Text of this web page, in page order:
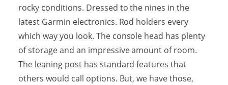
rocky conditions. Dressed to the nines in the
latest Garmin electronics. Rod holders every
which way you look. The console head has plenty
of storage and an impressive amount of room.
The leaning post has standard features that
others would call options. But, we have those,